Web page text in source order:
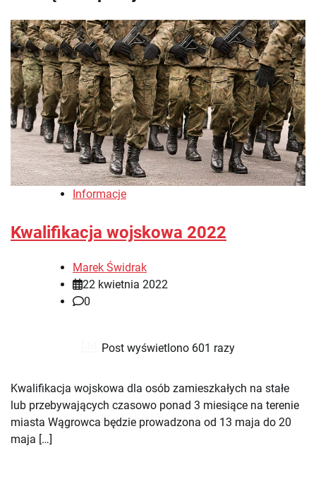
Informacje
Kwalifikacja wojskowa 2022
Marek Świdrak
22 kwietnia 2022
0
Post wyświetlono 601 razy
Kwalifikacja wojskowa dla osób zamieszkałych na stałe
lub przebywających czasowo ponad 3 miesiące na terenie
miasta Wągrowca będzie prowadzona od 13 maja do 20
maja […]